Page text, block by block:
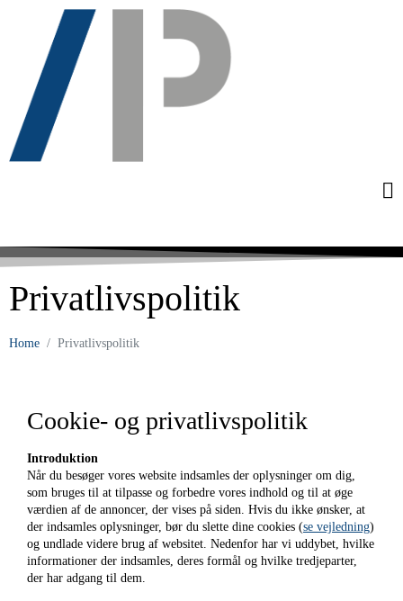
Privatlivspolitik
Home Privatlivspolitik
Cookie- og privatlivspolitik
Introduktion
Når du besøger vores website indsamles der oplysninger om dig,
som bruges til at tilpasse og forbedre vores indhold og til at øge
værdien af de annoncer, der vises på siden. Hvis du ikke ønsker, at
der indsamles oplysninger, bør du slette dine cookies (se vejledning)
og undlade videre brug af websitet. Nedenfor har vi uddybet, hvilke
informationer der indsamles, deres formål og hvilke tredjeparter,
der har adgang til dem.